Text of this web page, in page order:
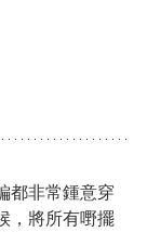
都非常鍾意穿
，將所有嘢擺